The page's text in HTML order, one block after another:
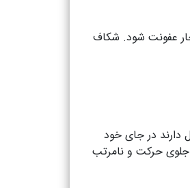
عفونت شود. شکاف
دارند در جای خود
جلوی حرکت و نامرتب